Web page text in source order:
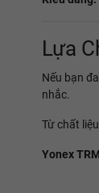
Lựa
Nếu bạn
nhắc.
Từ chất
Yonex